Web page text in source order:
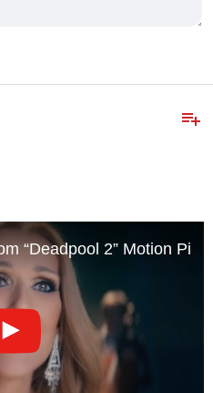
playlist_add
“Deadpool 2” Motion